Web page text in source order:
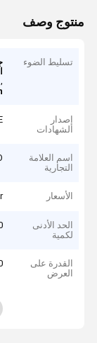
منتوج وصف
تسليط الضوء
إصدار
الشهادات
اسم العلامة
التجارية
الأسعار
الحد الأدنى
لكمية
القدرة على
العرض